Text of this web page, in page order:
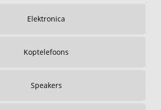
Elektronica
Koptelefoons
Speakers